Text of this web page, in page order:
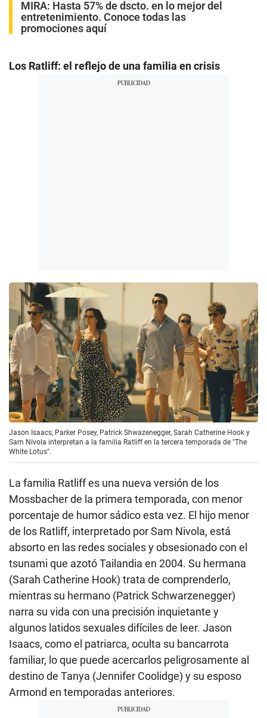
MIRA: Hasta 57% de dscto. en lo mejor del
entretenimiento. Conoce todas las
promociones aquí
Los Ratliff: el reflejo de una familia en crisis
Jason Isaacs, Parker Posey, Patrick Shwazenegger, Sarah Catherine Hook y
Sam Nivola interpretan a la familia Ratliff en la tercera temporada de "The
White Lotus".
La familia Ratliff es una nueva versión de los
Mossbacher de la primera temporada, con menor
porcentaje de humor sádico esta vez. El hijo menor
de los Ratliff, interpretado por Sam Nivola, está
absorto en las redes sociales y obsesionado con el
tsunami que azotó Tailandia en 2004. Su hermana
(Sarah Catherine Hook) trata de comprenderlo,
mientras su hermano (Patrick Schwarzenegger)
narra su vida con una precisión inquietante y
algunos latidos sexuales difíciles de leer. Jason
Isaacs, como el patriarca, oculta su bancarrota
familiar, lo que puede acercarlos peligrosamente al
destino de Tanya (Jennifer Coolidge) y su esposo
Armond en temporadas anteriores.